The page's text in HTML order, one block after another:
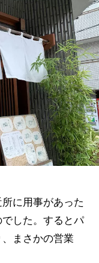
に用事があった
した。するとパ
まさかの営業